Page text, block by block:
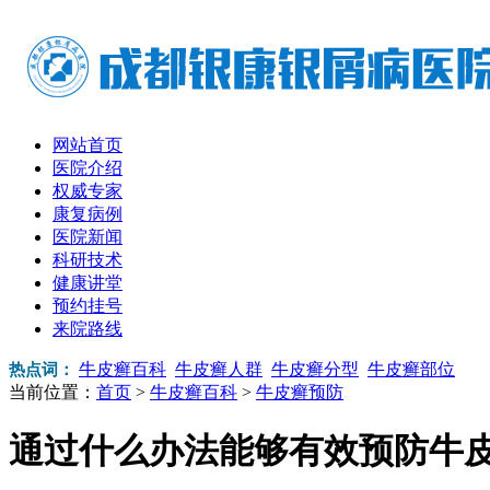
网站首页
医院介绍
权威专家
康复病例
医院新闻
科研技术
健康讲堂
预约挂号
来院路线
热点词： 牛皮癣百科 牛皮癣人群 牛皮癣分型 牛皮癣部位
当前位置： 首页 > 牛皮癣百科 > 牛皮癣预防
通过什么办法能够有效预防牛